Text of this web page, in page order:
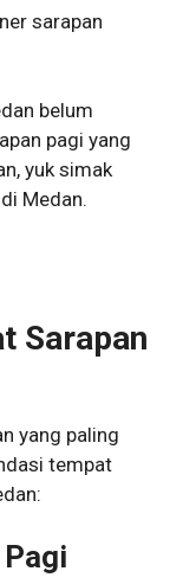
sarapan
belum
pagi yang
yuk simak
Medan.
Sarapan
yang paling
tempat